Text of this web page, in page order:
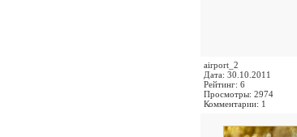
airport_2
Дата: 30.10.2011
Рейтинг: 6
Просмотры: 2974
Комментарии: 1